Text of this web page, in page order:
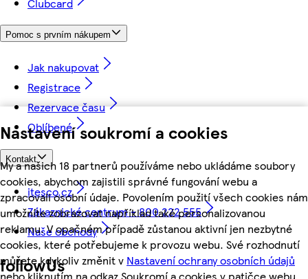
Nastavení soukromí a cookies
My a našich 18 partnerů používáme nebo ukládáme soubory
cookies, abychom zajistili správné fungování webu a
zpracovali osobní údaje. Povolením použití všech cookies nám
umožníte zobrazovat například také personalizovanou
reklamu. V opačném případě zůstanou aktivní jen nezbytné
cookies, které potřebujeme k provozu webu. Své rozhodnutí
můžete kdykoliv změnit v Nastavení ochrany osobních údajů
nebo kliknutím na odkaz Soukromí a cookies v patičce webu.
Pomoc s prvním nákupem
Jak nakupovat
Registrace
Rezervace času
Oblíbené
Kontakt
itesco.cz
Zákaznické centrum - 800 222 555
Naše obchody
followUs